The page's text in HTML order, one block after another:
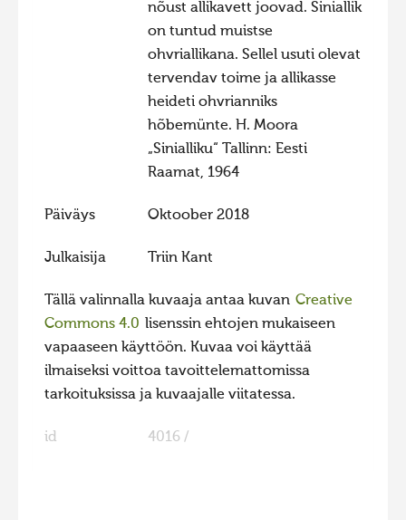
nõust allikavett joovad. Siniallik
on tuntud muistse
ohvriallikana. Sellel usuti olevat
tervendav toime ja allikasse
heideti ohvrianniks
hõbemünte. H. Moora
„Sinialliku“ Tallinn: Eesti
Raamat, 1964
Päiväys Oktoober 2018
Julkaisija Triin Kant
Tällä valinnalla kuvaaja antaa kuvan Creative
Commons 4.0 lisenssin ehtojen mukaiseen
vapaaseen käyttöön. Kuvaa voi käyttää
ilmaiseksi voittoa tavoittelemattomissa
tarkoituksissa ja kuvaajalle viitatessa.
id 4016 /